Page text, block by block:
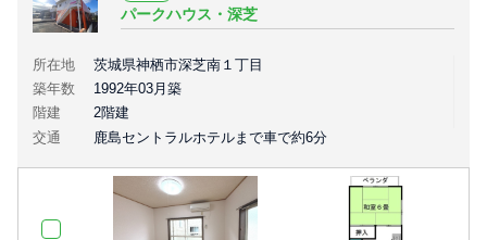
パークハウス・深芝
所在地
茨城県神栖市深芝南１丁目
築年数
1992年03月築
階建
2階建
交通
鹿島セントラルホテルまで車で約6分